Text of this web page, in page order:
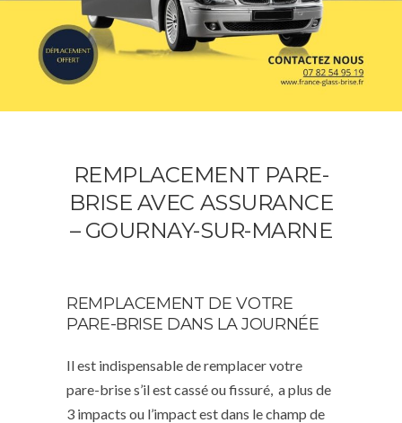
REMPLACEMENT PARE-
BRISE AVEC ASSURANCE
– GOURNAY-SUR-MARNE
REMPLACEMENT DE VOTRE
PARE-BRISE DANS LA JOURNÉE
Il est indispensable de remplacer votre
pare-brise s’il est cassé ou fissuré, a plus de
3 impacts ou l’impact est dans le champ de